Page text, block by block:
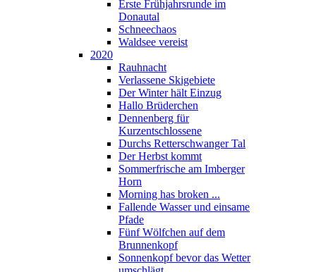
Erste Frühjahrsrunde im
Donautal
Schneechaos
Waldsee vereist
2020
Rauhnacht
Verlassene Skigebiete
Der Winter hält Einzug
Hallo Brüderchen
Dennenberg für
Kurzentschlossene
Durchs Retterschwanger Tal
Der Herbst kommt
Sommerfrische am Imberger
Horn
Morning has broken ...
Fallende Wasser und einsame
Pfade
Fünf Wölfchen auf dem
Brunnenkopf
Sonnenkopf bevor das Wetter